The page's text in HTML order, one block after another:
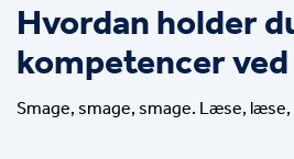
Hvordan holder
kompetencer ved
Smage, smage, smage. Læse,